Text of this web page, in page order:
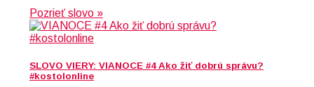
Pozrieť slovo »
SLOVO VIERY: VIANOCE #4 Ako žiť dobrú správu?
#kostolonline